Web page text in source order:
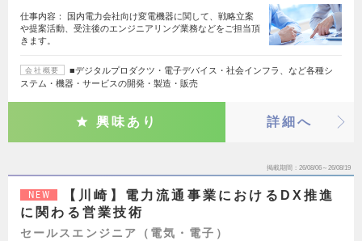
仕事内容： 国内電力会社向け変電機器に関して、戦略立案
や提案活動、受注後のエンジニアリング業務などをご担当頂
きます。
会社概要
■デジタルプロダクツ・電子デバイス・社会インフラ、など各種シ
ステム・機器・サービスの開発・製造・販売
興味あり 詳細へ
掲載期間 26/08/06～26/08/19
NEW
【川崎】電力流通事業におけるDX推進
に関わる営業技術
セールスエンジニア（電気・電子）